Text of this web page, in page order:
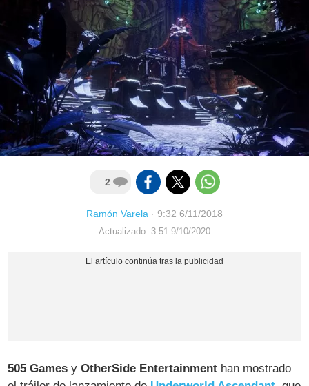
2
Ramón Varela · 9:32 6/11/2018
Actualizado: 3:51 9/10/2020
505 Games yOtherSide Entertainment han mostrado